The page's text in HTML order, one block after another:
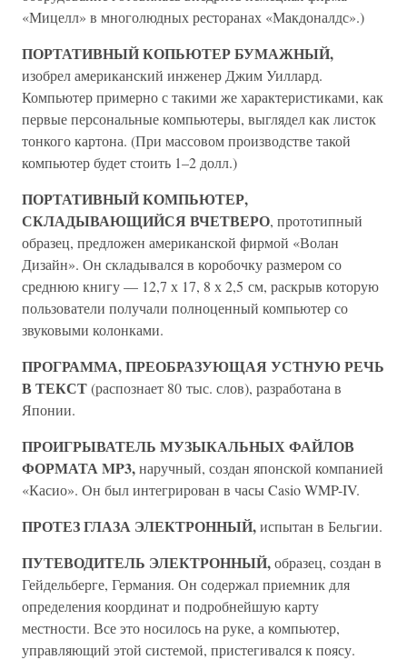
«Мицелл» в многолюдных ресторанах «Макдоналдс».)
ПОРТАТИВНЫЙ КОПЬЮТЕР БУМАЖНЫЙ,
изобрел американский инженер Джим Уиллард.
Компьютер примерно с такими же характеристиками, как
первые персональные компьютеры, выглядел как листок
тонкого картона. (При массовом производстве такой
компьютер будет стоить 1–2 долл.)
ПОРТАТИВНЫЙ КОМПЬЮТЕР,
СКЛАДЫВАЮЩИЙСЯ ВЧЕТВЕРО, прототипный
образец, предложен американской фирмой «Волан
Дизайн». Он складывался в коробочку размером со
среднюю книгу — 12,7 х 17, 8 х 2,5 см, раскрыв которую
пользователи получали полноценный компьютер со
звуковыми колонками.
ПРОГРАММА, ПРЕОБРАЗУЮЩАЯ УСТНУЮ РЕЧЬ
В ТЕКСТ(распознает 80 тыс. слов), разработана в
Японии.
ПРОИГРЫВАТЕЛЬ МУЗЫКАЛЬНЫХ ФАЙЛОВ
ФОРМАТА MP3,наручный, создан японской компанией
«Касио». Он был интегрирован в часы Casio WMP-IV.
ПРОТЕЗ ГЛАЗА ЭЛЕКТРОННЫЙ,испытан в Бельгии.
ПУТЕВОДИТЕЛЬ ЭЛЕКТРОННЫЙ,образец, создан в
Гейдельберге, Германия. Он содержал приемник для
определения координат и подробнейшую карту
местности. Все это носилось на руке, а компьютер,
управляющий этой системой, пристегивался к поясу.